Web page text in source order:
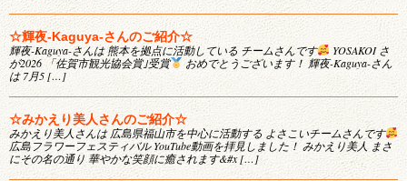
☆輝夜-Kaguya-さんのご紹介☆
輝夜-Kaguya-さんは 熊本を拠点に活動している チームさんです
YOSAKOI さ
が2026 「佐賀市観光協会賞｣受賞
おめでとうございます！ 輝夜-Kaguya-さん
は 7月5 […]
☆みかえり美人さんのご紹介☆
みかえり美人さんは 広島県福山市を中心に活動する よさこいチームさんです
広島フラワーフェスティバル YouTube動画を拝見しました！ みかえり美人 まさ
にその名の通り 華やかな笑顔に癒されます&#x […]